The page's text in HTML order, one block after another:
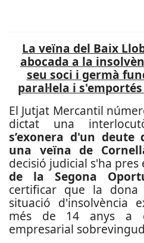
La veïna del Baix
abocada a la
seu soci i germà
paral·lela i
El Jutjat Mercantil
dictat una
s’exonera d'un deute
una veïna de
decisió judicial s'ha pres
de la Segona
certificar que la
situació d'insolvència
més de 14 anys a
empresarial